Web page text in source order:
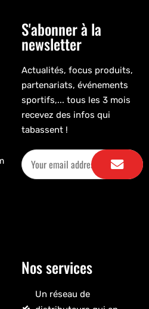
S'abonner à la
newsletter
Actualités, focus produits,
partenariats, événements
sportifs,... tous les 3 mois
recevez des infos qui
tabassent !
Nos services
Un réseau de